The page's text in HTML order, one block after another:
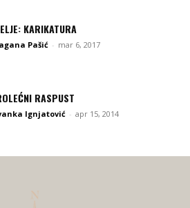
KARIKATURA
Pašić - mar 6, 2017
RASPUST
Ignjatović - apr 15, 2014